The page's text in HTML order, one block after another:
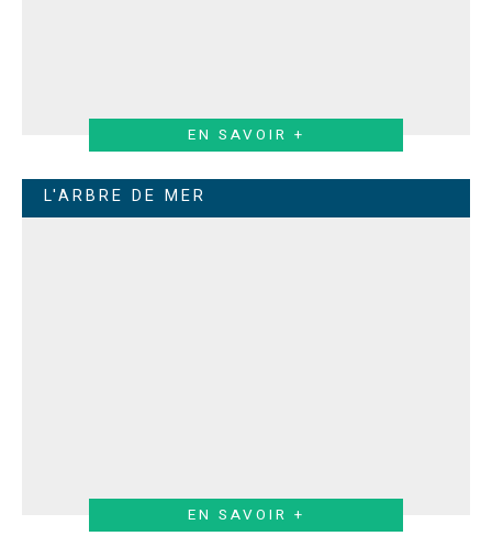
EN SAVOIR +
L'ARBRE DE MER
EN SAVOIR +